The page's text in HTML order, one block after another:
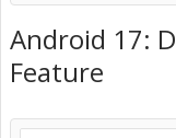
Android 17:
Feature